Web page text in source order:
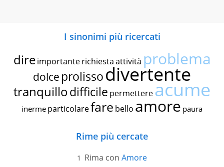
I sinonimi più ricercati
dire importante richiestaattività problema
dolce prolissodivertente
tranquillodifficile permettereacume
inerme particolarefare bello amore paura
Rime più cercate
Rima con Amore